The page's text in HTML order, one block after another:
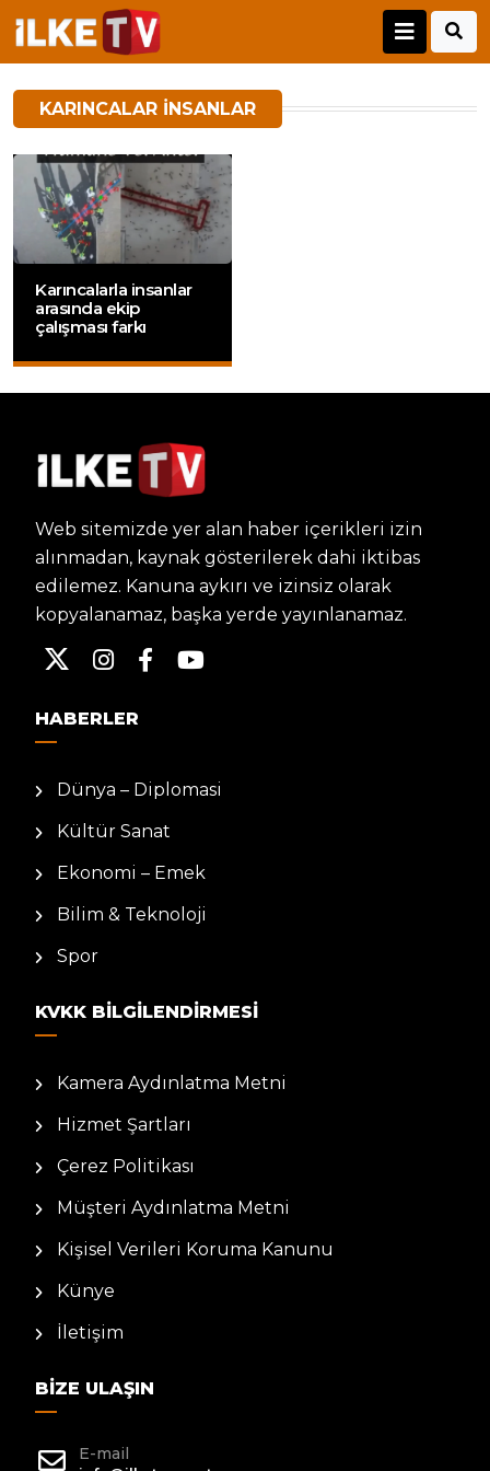
KARINCALAR INSANLAR
Karıncalarla insanlar
arasında ekip
çalışması farkı
Web sitemizde yer alan haber içerikleri izin
alınmadan, kaynak gösterilerek dahi iktibas
edilemez. Kanuna aykırı ve izinsiz olarak
kopyalanamaz, başka yerde yayınlanamaz.
HABERLER
Dünya – Diplomasi
Kültür Sanat
Ekonomi – Emek
Bilim & Teknoloji
Spor
KVKK BILGILENDIRMESI
Kamera Aydınlatma Metni
Hizmet Şartları
Çerez Politikası
Müşteri Aydınlatma Metni
Kişisel Verileri Koruma Kanunu
Künye
İletişim
BIZE ULAŞIN
E-mail